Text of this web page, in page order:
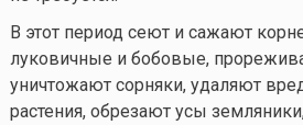
В этот период сеют и сажают
луковичные и бобовые,
уничтожают сорняки, удаляют
растения, обрезают усы